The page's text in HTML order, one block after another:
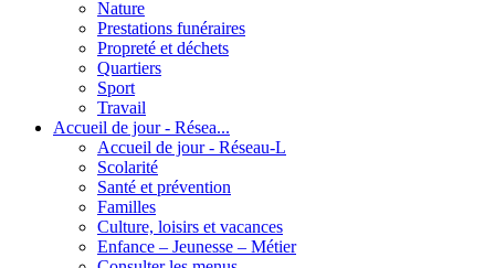
Nature
Prestations funéraires
Propreté et déchets
Quartiers
Sport
Travail
Accueil de jour - Résea...
Accueil de jour - Réseau-L
Scolarité
Santé et prévention
Familles
Culture, loisirs et vacances
Enfance – Jeunesse – Métier